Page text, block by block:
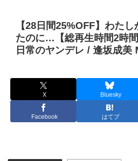
【28日間25%OFF】わた
たのに…【総再生時間2時間
日常のヤンデレ / 逢坂成美
X Bluesky
Facebook はてブ